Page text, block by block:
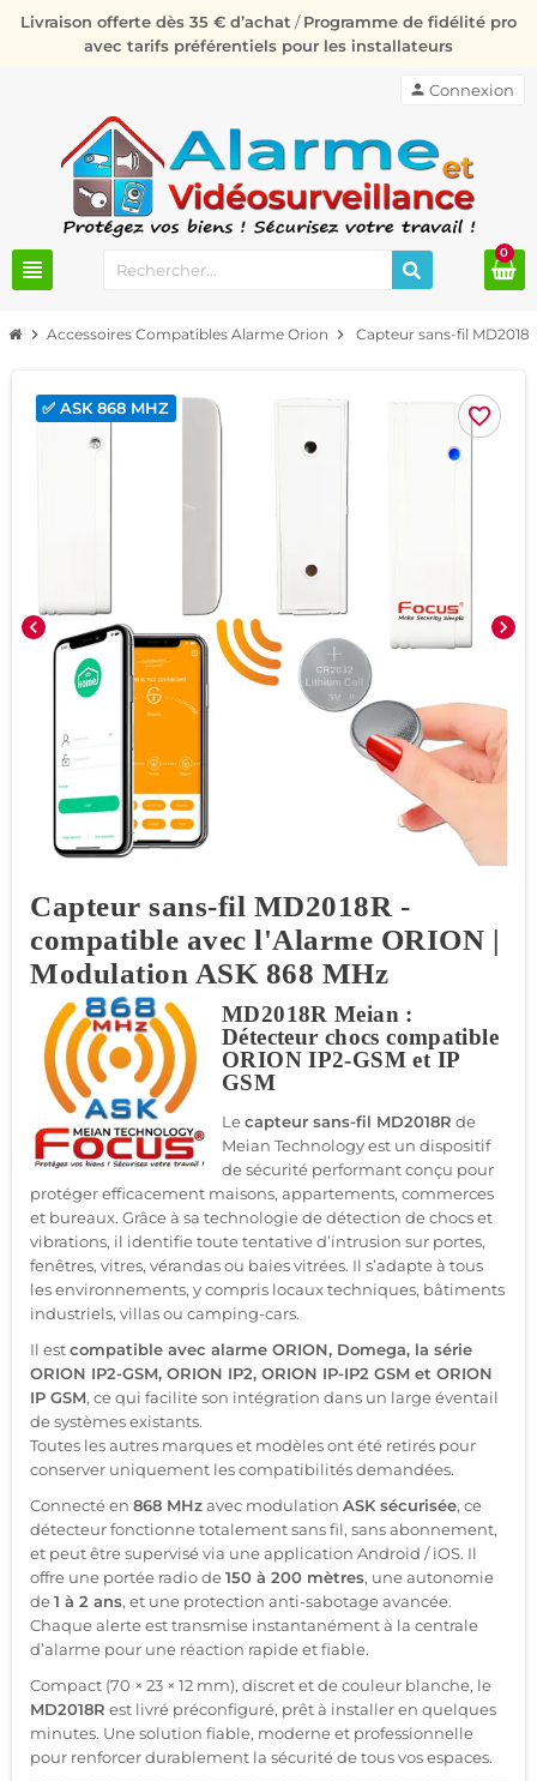
Livraison offerte dès 35 € d’achat /Programme de fidélité pro
avec tarifs préférentiels pour les installateurs
view_headline
person Connexion
0
chevron_right Accessoires Compatibles Alarme Orion chevron_right Capteur sans-fil
favorite_border
chevron_left chevron_right
✅ ASK 868 MHZ
Capteur sans-fil MD2018R -
compatible avec l'Alarme ORION |
Modulation ASK 868 MHz
MD2018R Meian :
Détecteur chocs compatible
ORION IP2-GSM et IP
GSM
Lecapteur sans-fil MD2018R de
Meian Technology est un dispositif
de sécurité performant conçu pour
protéger efficacement maisons, appartements, commerces
et bureaux. Grâce à sa technologie de détection de chocs et
vibrations, il identifie toute tentative d’intrusion sur portes,
fenêtres, vitres, vérandas ou baies vitrées. Il s’adapte à tous
les environnements, y compris locaux techniques, bâtiments
industriels, villas ou camping-cars.
Il estcompatible avec alarme ORION, Domega, la série
ORION IP2-GSM, ORION IP2, ORION IP-IP2 GSM et ORION
IP GSM, ce qui facilite son intégration dans un large éventail
de systèmes existants.
Toutes les autres marques et modèles ont été retirés pour
conserver uniquement les compatibilités demandées.
Connecté en 868 MHzavec modulation ASK sécurisée, ce
détecteur fonctionne totalement sans fil, sans abonnement,
et peut être supervisé via une application Android / iOS. Il
offre une portée radio de150 à 200 mètres, une autonomie
de1 à 2 ans, et une protection anti-sabotage avancée.
Chaque alerte est transmise instantanément à la centrale
d’alarme pour une réaction rapide et fiable.
Compact (70 × 23 × 12 mm), discret et de couleur blanche, le
MD2018R est livré préconfiguré, prêt à installer en quelques
minutes. Une solution fiable, moderne et professionnelle
pour renforcer durablement la sécurité de tous vos espaces.